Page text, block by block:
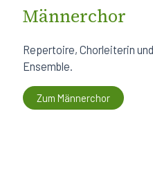
Männerchor
Repertoire, Chorleiterin
Ensemble.
Zum Männerchor